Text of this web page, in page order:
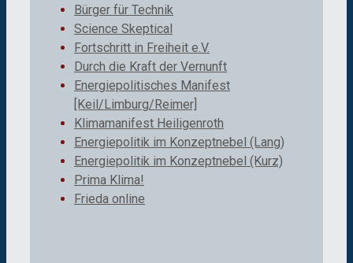
Bürger für Technik
Science Skeptical
Fortschritt in Freiheit e.V.
Durch die Kraft der Vernunft
Energiepolitisches Manifest
[Keil/Limburg/Reimer]
Klimamanifest Heiligenroth
Energiepolitik im Konzeptnebel (Lang)
Energiepolitik im Konzeptnebel (Kurz)
Prima Klima!
Frieda online